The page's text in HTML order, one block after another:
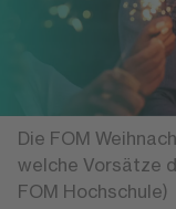
Die FOM
welche Vorsätze
FOM Hochschule)